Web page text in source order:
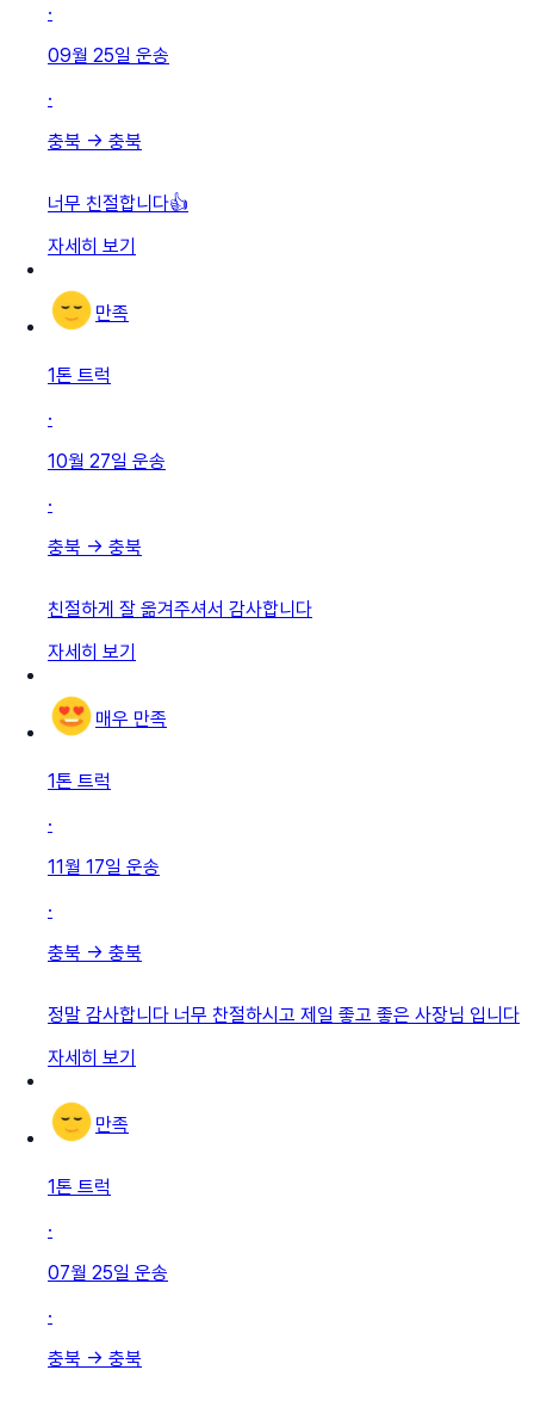
·
09월 25일 운송
·
충북 → 충북
너무 친절합니다👍
자세히 보기
만족
1톤 트럭
·
10월 27일 운송
·
충북 → 충북
친절하게 잘 옮겨주셔서 감사합니다
자세히 보기
매우 만족
1톤 트럭
·
11월 17일 운송
·
충북 → 충북
정말 감사합니다 너무 찬절하시고 제일 좋고 좋은 사장님 입니다
자세히 보기
만족
1톤 트럭
·
07월 25일 운송
·
충북 → 충북